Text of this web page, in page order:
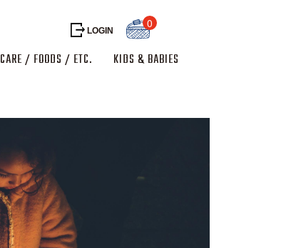
LOGIN
0
CARE / FOODS / ETC. KIDS & BABIES